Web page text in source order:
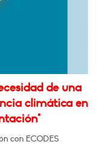
de una
climática en
con ECODES